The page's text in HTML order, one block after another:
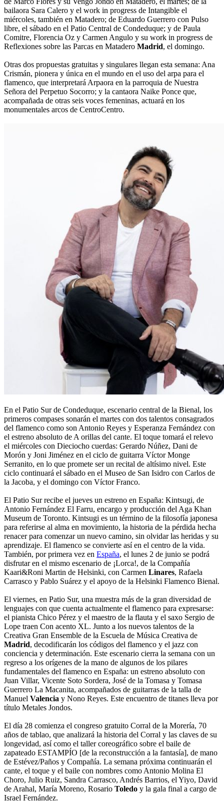
bailaora Sara Calero y el work in progress de Intangible el
miércoles, también en Matadero; de Eduardo Guerrero con Pulso
libre, el sábado en el Patio Central de Condeduque; y de Paula
Comitre, Florencia Oz y Carmen Angulo y su work in progress de
Reflexiones sobre las Parcas en Matadero Madrid, el domingo.
Otras dos propuestas gratuitas y singulares llegan esta semana: Ana
Crismán, pionera y única en el mundo en el uso del arpa para el
flamenco, que interpretará Arpaora en la parroquia de Nuestra
Señora del Perpetuo Socorro; y la cantaora Naike Ponce que,
acompañada de otras seis voces femeninas, actuará en los
monumentales arcos de CentroCentro.
En el Patio Sur de Condeduque, escenario central de la Bienal, los
primeros compases sonarán el martes con dos talentos consagrados
del flamenco como son Antonio Reyes y Esperanza Fernández con
el estreno absoluto de A orillas del cante. El toque tomará el relevo
el miércoles con Dieciocho cuerdas: Gerardo Núñez, Dani de
Morón y Joni Jiménez en el ciclo de guitarra Víctor Monge
Serranito, en lo que promete ser un recital de altísimo nivel. Este
ciclo continuará el sábado en el Museo de San Isidro con Carlos de
la Jacoba, y el domingo con Víctor Franco.
El Patio Sur recibe el jueves un estreno en España: Kintsugi, de
Antonio Fernández El Farru, encargo y producción del Aga Khan
Museum de Toronto. Kintsugi es un término de la filosofía japonesa
para referirse al alma en movimiento, la historia de la pérdida hecha
renacer para comenzar un nuevo camino, sin olvidar las heridas y su
aprendizaje. El flamenco se convierte así en el centro de la vida.
También, por primera vez en España, el lunes 2 de junio se podrá
disfrutar en el mismo escenario de ¡Lorca!, de la Compañía
Kaari&Roni Martin de Helsinki, con Carmen Linares, Rafaela
Carrasco y Pablo Suárez y el apoyo de la Helsinki Flamenco Bienal.
El viernes, en Patio Sur, una muestra más de la gran diversidad de
lenguajes con que cuenta actualmente el flamenco para expresarse:
el pianista Chico Pérez y el maestro de la flauta y el saxo Sergio de
Lope traen Con acento XL. Junto a los nuevos talentos de la
Creativa Gran Ensemble de la Escuela de Música Creativa de
Madrid, decodificarán los códigos del flamenco y el jazz con
conciencia y determinación. Este escenario cierra la semana con un
regreso a los orígenes de la mano de algunos de los pilares
fundamentales del flamenco en España: un estreno absoluto con
Juan Villar, Vicente Soto Sordera, José de la Tomasa y Tomasa
Guerrero La Macanita, acompañados de guitarras de la talla de
Manuel Valencia y Nono Reyes. Este encuentro de titanes lleva por
título Metales Jondos.
El día 28 comienza el congreso gratuito Corral de la Morería, 70
años de tablao, que analizará la historia del Corral y las claves de su
longevidad, así como el taller coreográfico sobre el baile de
zapateado ESTAMPÍO [de la reconstrucción a la fantasía], de mano
de Estévez/Paños y Compañía. La semana próxima continuarán el
cante, el toque y el baile con nombres como Antonio Molina El
Choro, Julio Ruiz, Sandra Carrasco, Andrés Barrios, el Yiyo, David
de Arahal, María Moreno, Rosario Toledo y la gala final a cargo de
Israel Fernández.